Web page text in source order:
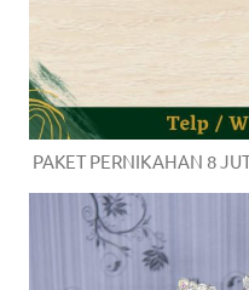
good
man
luxury
replica
PAKET PERNIKAHAN 8